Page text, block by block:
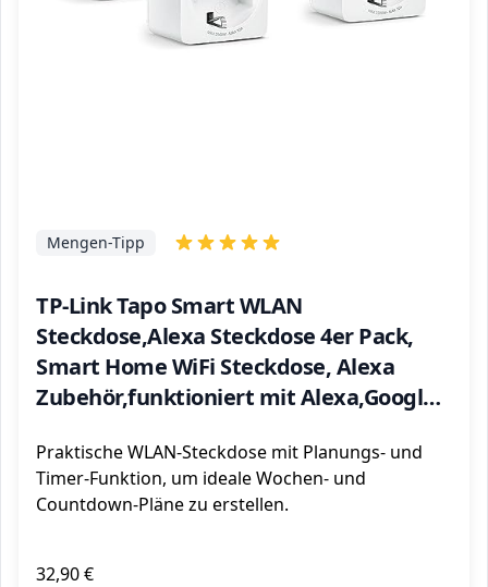
TP-Link Tapo Smart WLAN
Steckdose,Alexa Steckdose 4er Pack,
Smart Home WiFi Steckdose, Alexa
Zubehör,funktioniert mit Alexa,Google
Fernzugriff,Kein Hub notwendig, Mini
Mengen-Tipp
Praktische WLAN-Steckdose mit Planungs- und
Timer-Funktion, um ideale Wochen- und
Countdown-Pläne zu erstellen.
32,90 €